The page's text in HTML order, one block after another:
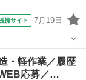
携サイト 7月19日
/土 などから選べ
－9 ...
・軽作業／履歴
応募／…